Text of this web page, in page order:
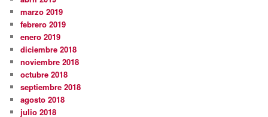
marzo 2019
febrero 2019
enero 2019
diciembre 2018
noviembre 2018
octubre 2018
septiembre 2018
agosto 2018
julio 2018